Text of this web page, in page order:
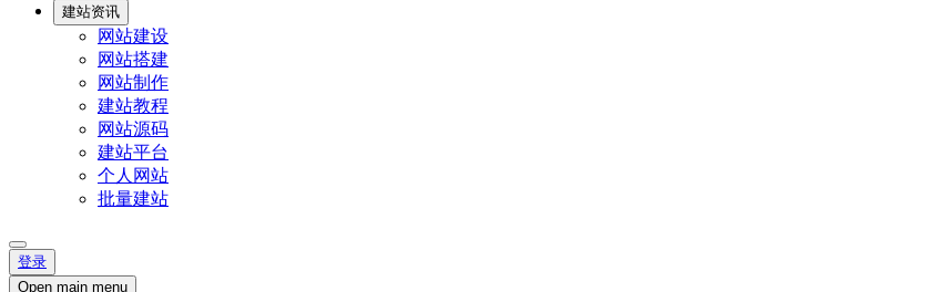
建站资讯
网站建设
网站搭建
网站制作
建站教程
网站源码
建站平台
个人网站
批量建站
登录
Open main menu